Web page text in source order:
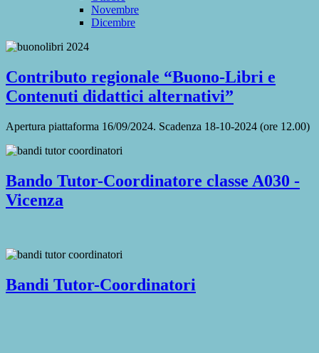
Novembre
Dicembre
Contributo regionale “Buono-Libri e
Contenuti didattici alternativi”
Apertura piattaforma 16/09/2024. Scadenza 18-10-2024 (ore 12.00)
Bando Tutor-Coordinatore classe A030 -
Vicenza
Bandi Tutor-Coordinatori